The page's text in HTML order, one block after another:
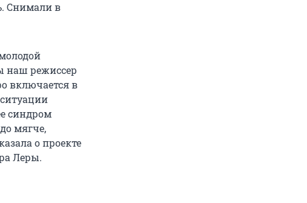
Снимали в
наш режиссер
включается в
синдром
мягче,
о проекте
Леры.